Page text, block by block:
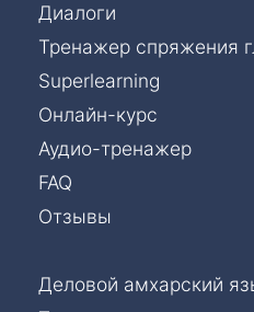
Диалоги
Тренажер спряжения
Superlearning
Онлайн-курс
Аудио-тренажер
FAQ
Отзывы
Деловой амхарский